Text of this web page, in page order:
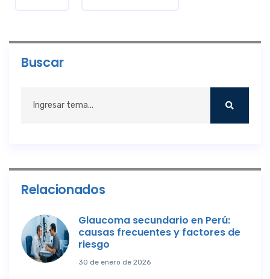
Buscar
Relacionados
Glaucoma secundario en Perú:
causas frecuentes y factores de
riesgo
30 de enero de 2026